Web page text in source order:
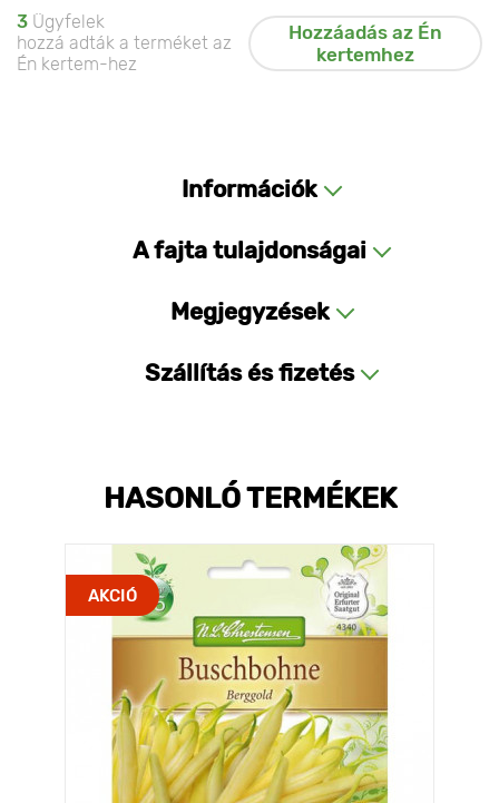
3 Ügyfelek
hozzá adták a terméket az
Én kertem-hez
Hozzáadás az Én
kertemhez
Információk
A fajta tulajdonságai
Megjegyzések
Szállítás és fizetés
HASONLÓ TERMÉKEK
AKCIÓ